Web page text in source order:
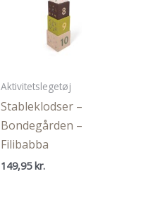
Aktivitetslegetøj
Stableklodser –
Bondegården –
Filibabba
149,95kr.